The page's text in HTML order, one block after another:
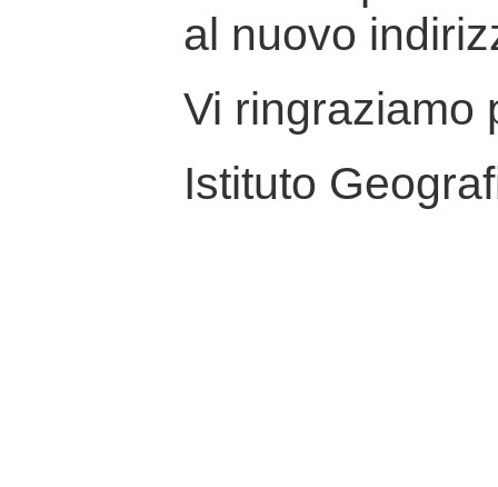
al nuovo
Vi ringraziamo
Istituto